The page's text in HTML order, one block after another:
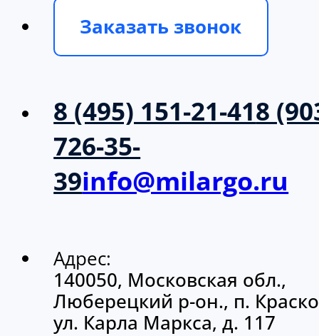
Заказать звонок
8 (495) 151-21-418
726-35-
39info@milargo.ru
Адрес:
140050, Московская обл.,
Люберецкий р-он., п.
ул. Карла Маркса, д. 117